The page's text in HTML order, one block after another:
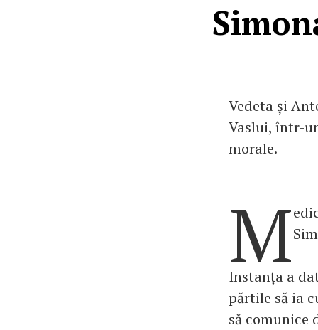
Vedeta și
Vaslui, într-
morale.
M
Instanța a
părtile să ia
să comunice